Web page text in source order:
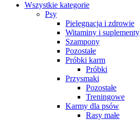
Wszystkie kategorie
Psy
Pielęgnacja i zdrowie
Witaminy i suplementy
Szampony
Pozostałe
Próbki karm
Próbki
Przysmaki
Pozostałe
Treningowe
Karmy dla psów
Rasy małe